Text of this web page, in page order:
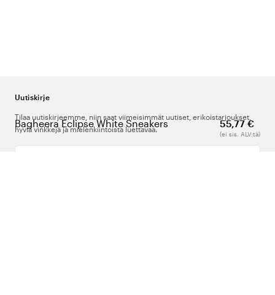
Bagheera Eclipse White Sneakers 55,77 €
(ei sis. ALV:tä)
Uutiskirje
Tilaa uutiskirjeemme, niin saat viimeisimmät uutiset, erikoistarjoukset,
hyviä vinkkejä ja mielenkiintoista luettavaa.
Kirjoita sähköpostiosoitteesi